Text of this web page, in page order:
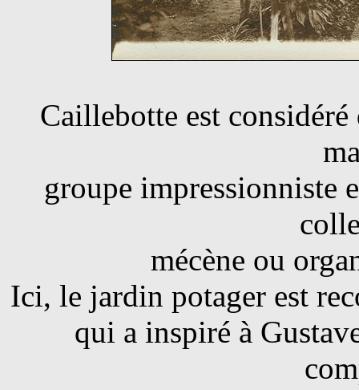
Caillebotte est
groupe impressionniste
mécène ou
Ici, le jardin potager est
qui a inspiré à